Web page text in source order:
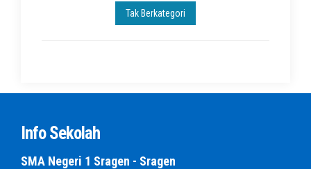
Tak Berkategori
Info Sekolah
SMA Negeri 1 Sragen - Sragen